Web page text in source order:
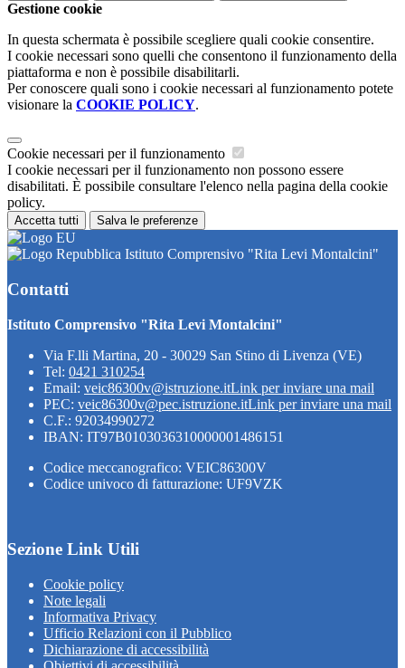
Gestione cookie
In questa schermata è possibile scegliere quali cookie consentire.
I cookie necessari sono quelli che consentono il funzionamento della
piattaforma e non è possibile disabilitarli.
Per conoscere quali sono i cookie necessari al funzionamento potete
visionare la COOKIE POLICY.
Cookie necessari per il funzionamento
I cookie necessari per il funzionamento non possono essere
disabilitati. È possibile consultare l'elenco nella pagina della cookie
policy.
Accetta tutti Salva le preferenze
Istituto Comprensivo "Rita Levi Montalcini"
Contatti
Istituto Comprensivo "Rita Levi Montalcini"
Via F.lli Martina, 20 - 30029 San Stino di Livenza (VE)
Tel: 0421 310254
Email: veic86300v@istruzione.itLink per inviare una mail
PEC: veic86300v@pec.istruzione.itLink per inviare una mail
C.F.: 92034990272
IBAN: IT97B0103036310000001486151
Codice meccanografico: VEIC86300V
Codice univoco di fatturazione: UF9VZK
Sezione Link Utili
Cookie policy
Note legali
Informativa Privacy
Ufficio Relazioni con il Pubblico
Dichiarazione di accessibilità